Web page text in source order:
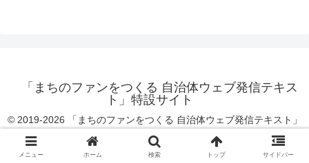
「まちのファンをつくる 自治体ウェブ発信テキス
ト」特設サイト
© 2019-2026 「まちのファンをつくる 自治体ウェブ発信テキスト」
特設サイト.
メニュー ホーム 検索 トップ サイドバー